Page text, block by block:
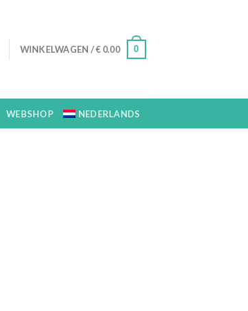
WINKELWAGEN /€ 0.00 0
WEBSHOP NEDERLANDS